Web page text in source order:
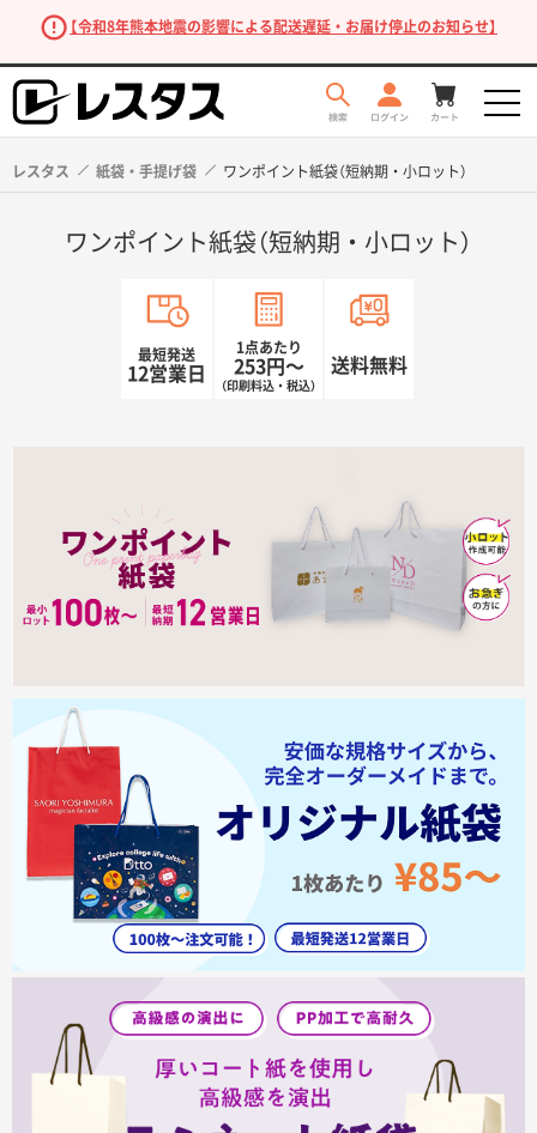
【令和8年熊本地震の影響による配送遅延・お届け停止のお知らせ】
商品カテゴリーから探す
ターゲットから探す
目的・シーンから探す
イベントから探す
印刷色から探す
サイトメニュー
レスタス 紙袋・手提げ袋 ワンポイント紙袋（短納期・小ロット）
ワンポイント紙袋（短納期・小ロット）
最短発送
12営業日
1点あたり
253円〜
（印刷料込・税込）
送料無料